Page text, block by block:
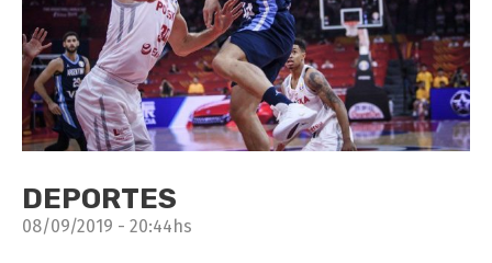
DEPORTES
08/09/2019 - 20:44hs